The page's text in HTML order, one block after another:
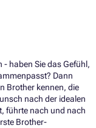
haben Sie das Gefühl,
Dann
Brother kennen, die
nach der idealen
führte nach und nach
Brother-